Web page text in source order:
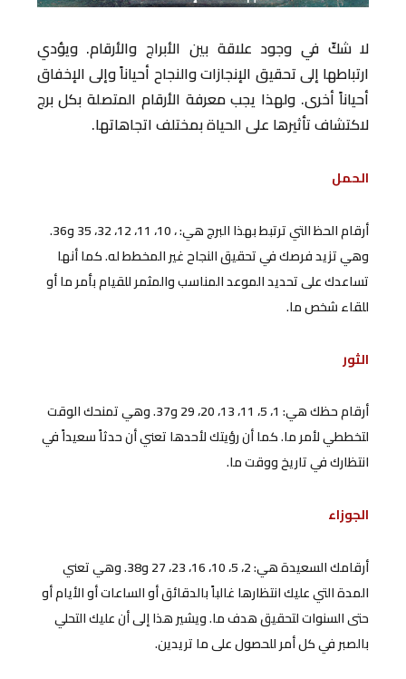
لا شكّ في وجود علاقة بين الأبراج والأرقام. ويؤدي
ارتباطها إلى تحقيق الإنجازات والنجاح أحياناً وإلى الإخفاق
أحياناً أخرى. ولهذا يجب معرفة الأرقام المتصلة بكل برج
لاكتشاف تأثيرها على الحياة بمختلف اتجاهاتها.
الحمل
أرقام الحظ التي ترتبط بهذا البرج هي: ، 10، 11، 12، 32، 35 و36.
وهي تزيد فرصك في تحقيق النجاح غير المخطط له. كما أنها
تساعدك على تحديد الموعد المناسب والمثمر للقيام بأمر ما أو
للقاء شخص ما.
الثور
أرقام حظك هي: 1، 5، 11، 13، 20، 29 و37. وهي تمنحك الوقت
لتخططي لأمر ما. كما أن رؤيتك لأحدها تعني أن حدثاً سعيداً في
انتظارك في تاريخ ووقت ما.
الجوزاء
أرقامك السعيدة هي: 2، 5، 10، 16، 23، 27 و38. وهي تعني
المدة التي عليك انتظارها غالباً بالدقائق أو الساعات أو الأيام أو
حتى السنوات لتحقيق هدف ما. ويشير هذا إلى أن عليك التحلي
بالصبر في كل أمر للحصول على ما تريدين.